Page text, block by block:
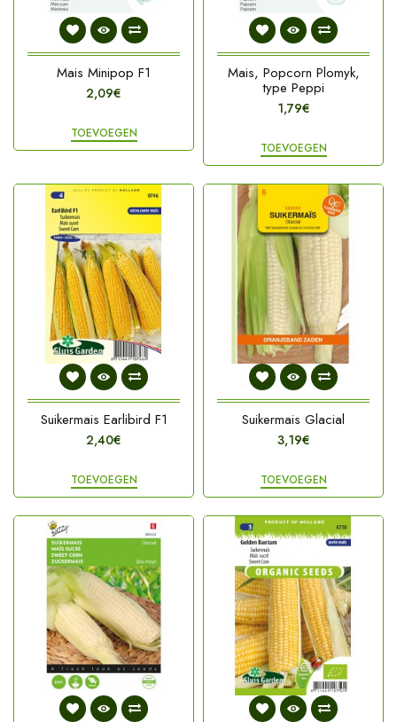
Mais Minipop F1
2,09€
TOEVOEGEN
Mais, Popcorn Plomyk,
type Peppi
1,79€
TOEVOEGEN
Suikermais Earlibird F1
2,40€
TOEVOEGEN
Suikermais Glacial
3,19€
TOEVOEGEN